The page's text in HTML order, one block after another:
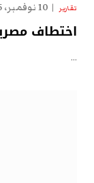
تقارير 10 نوفمبر، 2025
اختطاف
…